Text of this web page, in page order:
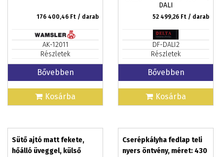
176 400,46 Ft / darab
AK-12011
Részletek
Bővebben
Kosárba
52 499,26 Ft / darab
DF-DALI2
Részletek
Bővebben
Kosárba
Sütő ajtó matt fekete,
hőálló üveggel, külső
Cserépkályha fedlap teli
nyers öntvény, méret: 430